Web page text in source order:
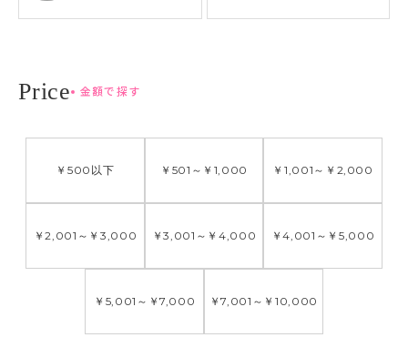
金額で探す
￥500 以下 ￥501 ～ ￥1,000 ￥1,001 ～ ￥2,000
￥2,001 ～ ￥3,000 ￥3,001 ～ ￥4,000 ￥4,001 ～ ￥5,000
￥5,001 ～ ￥7,000 ￥7,001 ～ ￥10,000